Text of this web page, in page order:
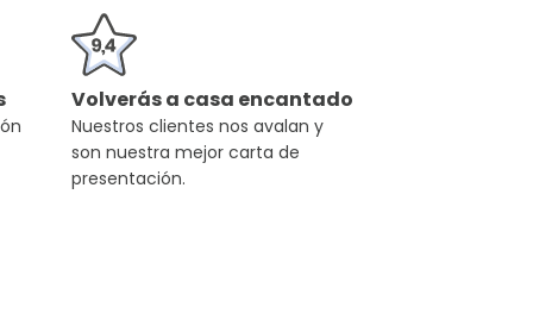
Volverás a casa encantado
Nuestros clientes nos avalan y
son nuestra mejor carta de
presentación.